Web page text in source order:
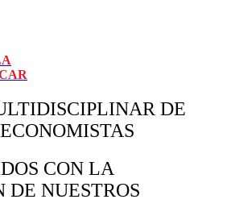
DE
CON LA
DE NUESTROS